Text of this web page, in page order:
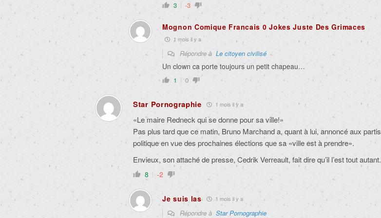
3 -3
Mognon Comique Francais 0 Jokes Juste Des Grimaces
1 mois il y a
Répondre à Le citoyen civilisé
Un clown ca porte toujours un petit chapeau…
1 0
Star Pornographie 1 mois il y a
«Le maire Redneck qui se donne pour sa ville!»
Pas plus tard que ce matin, Bruno Marchand a, quant à lui, annoncé aux partis
politique en vue des prochaines élections que sa «ville est à prendre».
Envieux, son attaché de presse, Cedrik Verreault, fait dire qu’il l’est tout autant.
8 -2
Je suis las 1 mois il y a
Répondre à Star Pornographie